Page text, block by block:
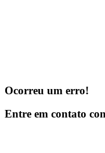
Ocorreu um erro!
Entre em contato